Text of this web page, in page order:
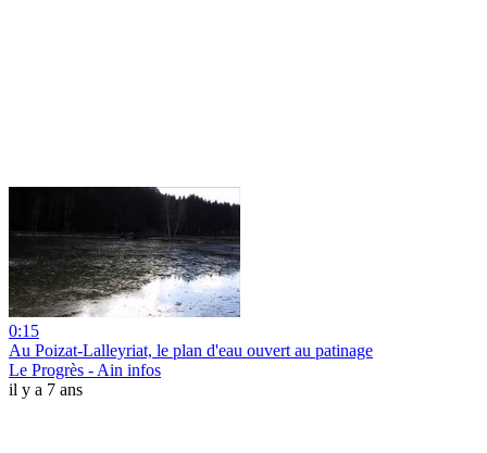
0:15
Au Poizat-Lalleyriat, le plan d'eau ouvert au patinage
Le Progrès - Ain infos
il y a 7 ans